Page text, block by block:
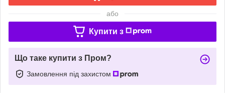
або
Купити з
Що таке купити з Пром?
Замовлення під захистом